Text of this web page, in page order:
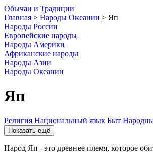
Обычаи и Традиции
Главная > Народы Океании > Яп
Народы России
Европейские народы
Народы Америки
Африканские народы
Народы Азии
Народы Океании
Яп
Религия Национальный язык Быт
Показать ещё
Народ Яп - это древнее племя, которое